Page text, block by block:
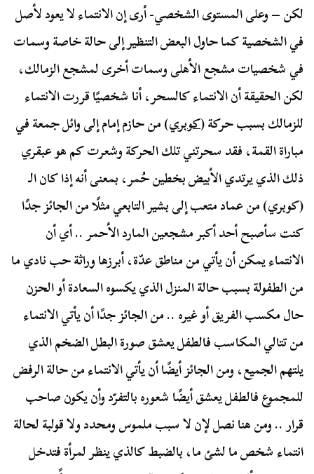
لكن – وعلى المستوى الشخصي- أرى إن الانتماء لا يعود لأصل
في الشخصية كما حاول البعض التنظير إلى حالة خاصة وسمات
في شخصيات مشجع الأهلى وسمات أخرى لمشجع الزمالك،
لكن الحقيقة أن الانتماء كالسحر، أنا شخصيًا قررت الانتماء
للزمالك بسبب حركة (كوبري) من حازم إمام إلى وائل جمعة في
مباراة القمة، فقد سحرتني تلك الحركة وشعرت كم هو عبقري
ذلك الذي يرتدي الأبيض بخطين حُمر، بمعنى أنه إذا كان الـ
(كوبري) من عماد متعب إلى بشير التابعي مثلًا من الجائز جدًا
كنت سأصبح أحد أكبر مشجعين المارد الأحمر .. أي أن
الانتماء يمكن أن يأتي من مناطق عدّة، أبرزها وراثة حب نادي ما
من الطفولة بسبب حالة المنزل الذي يكسوه السعادة أو الحزن
حال مكسب الفريق أو غيره .. من الجائز جدًا أن يأتي الانتماء
من تتالي المكاسب فالطفل يعشق صورة البطل الضخم الذي
يلتهم الجميع، ومن الجائز أيضًا أن يأتي الانتماء من حالة الرفض
للمجموع فالطفل يعشق أيضًا شعوره بالتفرّد وأن يكون صاحب
قرار .. ومن هنا نصل لإن لا سبب ملموس ومحدد ولا قولبة لحالة
انتماء شخص ما لشئ ما، بالضبط كالذي ينظر لمرأة فتدخل